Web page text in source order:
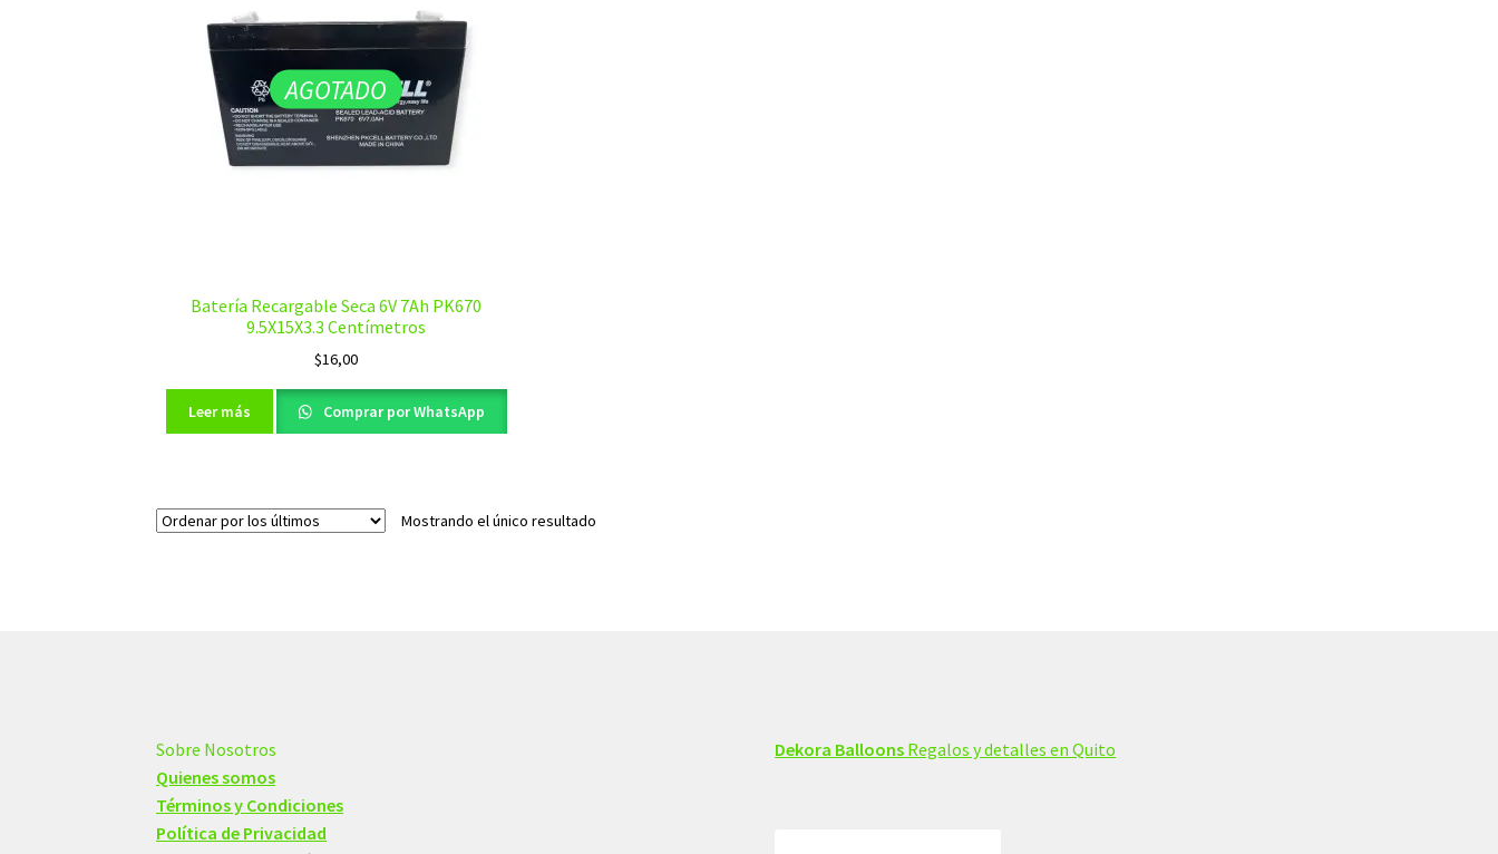
AGOTADO
Batería Recargable Seca 6V 7Ah PK670
9.5X15X3.3 Centímetros
$16,00
Leer más Comprar por WhatsApp
Mostrando el único resultado
Sobre Nosotros
Quienes somos
Términos y Condiciones
Política de Privacidad
Dekora Balloons Regalos y detalles en Quito